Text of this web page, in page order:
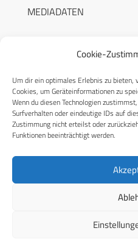
Cookie-
Um dir ein optimales Erlebnis zu bieten,
Cookies, um Geräteinformationen zu
Wenn du diesen Technologien
Surfverhalten oder eindeutige IDs auf
Zustimmung nicht erteilst oder
Funktionen beeinträchtigt werden.
MEDIADATEN
RECHTLICHES
Datenschutzerklärung
Cookie-Richtlinie (EU)